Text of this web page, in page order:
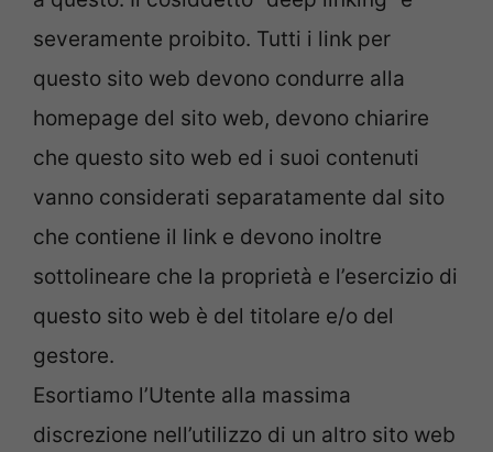
severamente proibito. Tutti i link per
questo sito web devono condurre alla
homepage del sito web, devono chiarire
che questo sito web ed i suoi contenuti
vanno considerati separatamente dal sito
che contiene il link e devono inoltre
sottolineare che la proprietà e l’esercizio di
questo sito web è del titolare e/o del
gestore.
Esortiamo l’Utente alla massima
discrezione nell’utilizzo di un altro sito web